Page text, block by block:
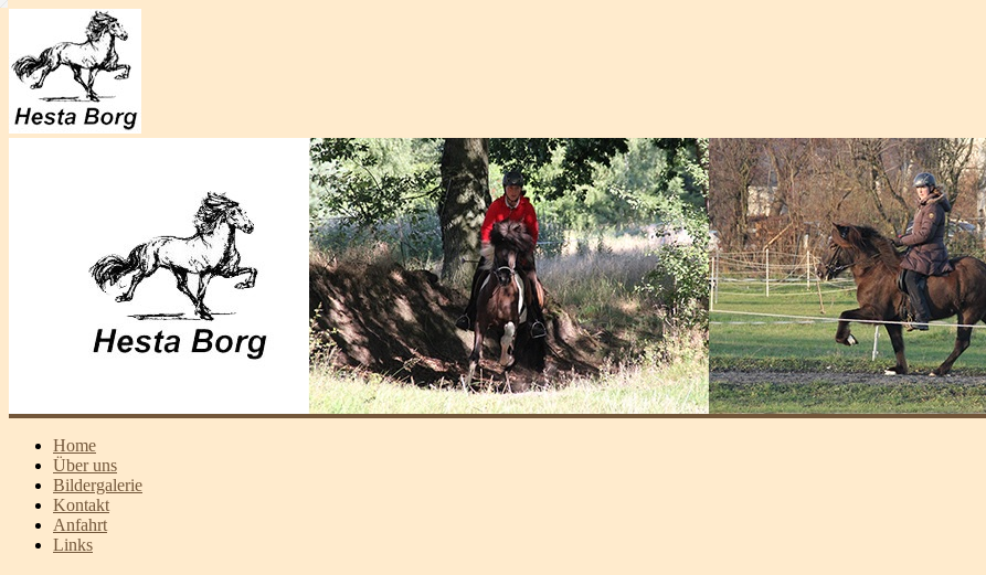
Home
Über uns
Bildergalerie
Kontakt
Anfahrt
Links